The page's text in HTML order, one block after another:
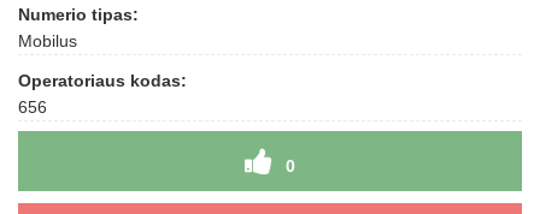
Numerio tipas:
Mobilus
Operatoriaus kodas:
656
0